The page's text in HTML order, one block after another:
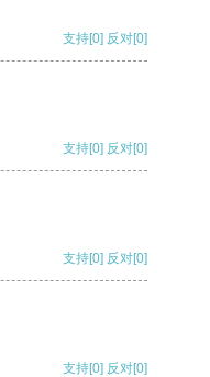
支持[0] 反对[0]
支持[0] 反对[0]
支持[0] 反对[0]
支持[0] 反对[0]